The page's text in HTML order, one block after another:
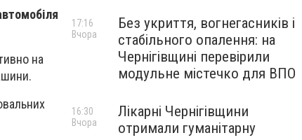
на
Без укриття, вогнегасників і
стабільного опалення: на
Чернігівщині перевірили
модульне містечко для ВПО
17:16
Вчора
Лікарні Чернігівщини
отримали гуманітарну
16:30
Вчора